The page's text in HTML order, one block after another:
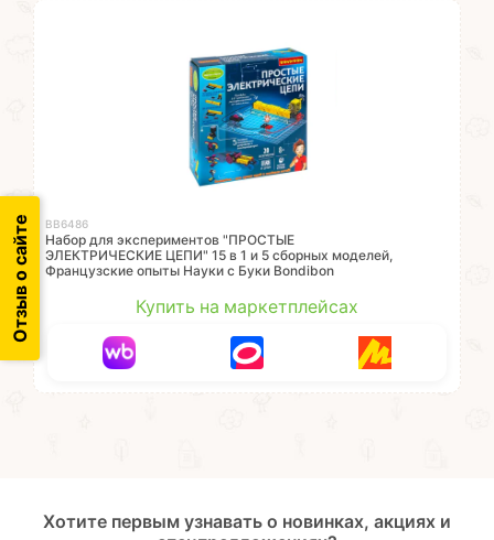
ВВ6486
Набор для экспериментов "ПРОСТЫЕ
ЭЛЕКТРИЧЕСКИЕ ЦЕПИ" 15 в 1 и 5 сборных моделей,
Французские опыты Науки с Буки Bondibon
Купить на маркетплейсах
Отзыв о сайте
Хотите первым узнавать о новинках, акциях и